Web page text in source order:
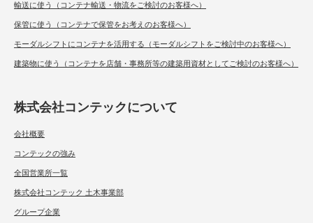
輸送に使う（コンテナ輸送・物流をご検討のお客様へ）
保管に使う（コンテナで保管をお考えのお客様へ）
モーダルシフトにコンテナを活用する（モーダルシフトをご検討中のお客様へ）
建築物に使う（コンテナを店舗・事務所等の建築用資材としてご検討のお客様へ）
株式会社コンテックについて
会社概要
コンテックの強み
全国営業所一覧
株式会社コンテック 土木事業部
グループ企業